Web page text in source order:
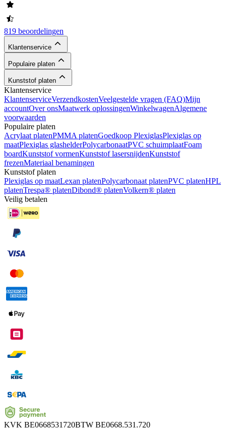
819 beoordelingen
Klantenservice
Populaire platen
Kunststof platen
Klantenservice
KlantenserviceVerzendkostenVeelgestelde vragen (FAQ)Mijn
accountOver onsMaatwerk oplossingenWinkelwagenAlgemene
voorwaarden
Populaire platen
Acrylaat platenPMMA platenGoedkoop PlexiglasPlexiglas op
maatPlexiglas glashelderPolycarbonaatPVC schuimplaatFoam
boardKunststof vormenKunststof lasersnijdenKunststof
frezenMateriaal benamingen
Kunststof platen
Plexiglas op maatLexan platenPolycarbonaat platenPVC platenHPL
platenTrespa® platenDibond® platenVolkern® platen
Veilig betalen
KVK BE0668531720BTW BE0668.531.720